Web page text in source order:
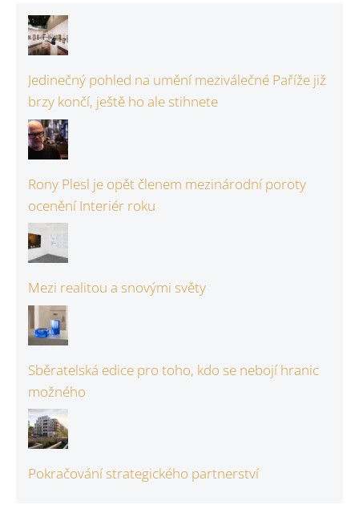
Jedinečný pohled na umění meziválečné Paříže již
brzy končí, ještě ho ale stihnete
Rony Plesl je opět členem mezinárodní poroty
ocenění Interiér roku
Mezi realitou a snovými světy
Sběratelská edice pro toho, kdo se nebojí hranic
možného
Pokračování strategického partnerství